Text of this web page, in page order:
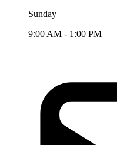
Sunday
9:00 AM - 1:00 PM